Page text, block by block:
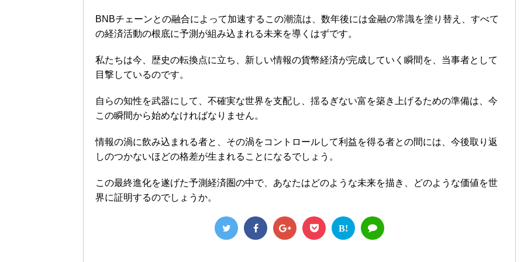
BNBチェーンとの融合によって加速するこの潮流は、数年後には金融の常識を塗り替え、すべて
の経済活動の根底に予測が組み込まれる未来を導くはずです。
私たちは今、歴史の転換点に立ち、新しい情報の貨幣経済が完成していく瞬間を、当事者として
目撃しているのです。
自らの知性を武器にして、不確実な世界を支配し、揺るぎない富を築き上げるための準備は、今
この瞬間から始めなければなりません。
情報の渦に飲み込まれる者と、その渦をコントロールして利益を得る者との間には、今後取り返
しのつかないほどの格差が生まれることになるでしょう。
この最終進化を遂げた予測経済圏の中で、あなたはどのような未来を描き、どのような価値を世
界に証明するのでしょうか。
B!